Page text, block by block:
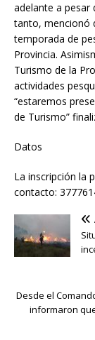
adelante a pesar
tanto, mencionó
temporada de
Provincia.
Turismo de la
actividades
“estaremos
de Turismo”
Datos
La inscripción la
contacto:
Desde el
informaron